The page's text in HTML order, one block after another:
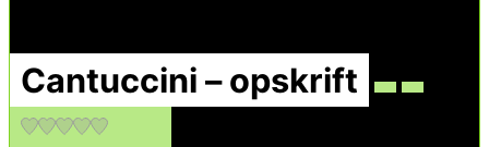
Cantuccini – opskrift